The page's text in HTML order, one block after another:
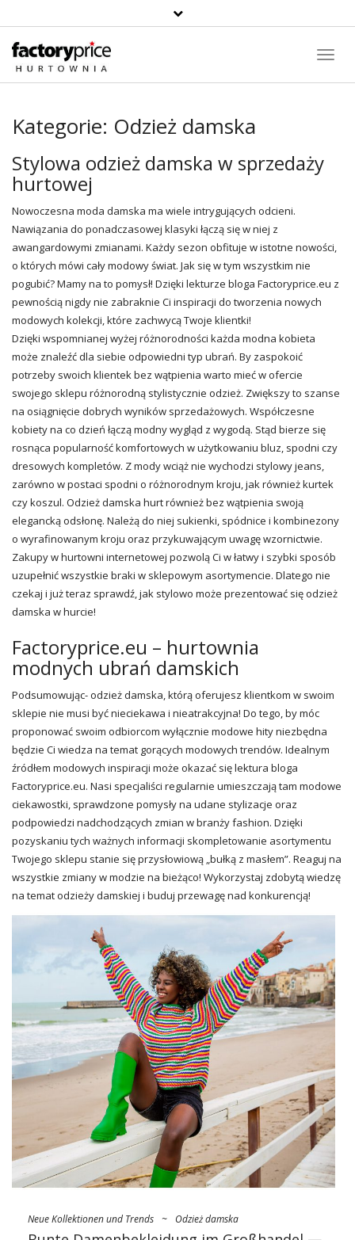
Suche
Kategorie: Odzież damska
Stylowa odzież damska w sprzedaży
hurtowej
Nowoczesna moda damska ma wiele intrygujących odcieni.
Nawiązania do ponadczasowej klasyki łączą się w niej z
awangardowymi zmianami. Każdy sezon obfituje w istotne nowości,
o których mówi cały modowy świat. Jak się w tym wszystkim nie
pogubić? Mamy na to pomysł! Dzięki lekturze bloga Factoryprice.eu z
pewnością nigdy nie zabraknie Ci inspiracji do tworzenia nowych
modowych kolekcji, które zachwycą Twoje klientki!
Dzięki wspomnianej wyżej różnorodności każda modna kobieta
może znaleźć dla siebie odpowiedni typ ubrań. By zaspokoić
potrzeby swoich klientek bez wątpienia warto mieć w ofercie
swojego sklepu różnorodną stylistycznie odzież. Zwiększy to szanse
na osiągnięcie dobrych wyników sprzedażowych. Współczesne
kobiety na co dzień łączą modny wygląd z wygodą. Stąd bierze się
rosnąca popularność komfortowych w użytkowaniu bluz, spodni czy
dresowych kompletów. Z mody wciąż nie wychodzi stylowyjeans,
zarówno w postaci spodni o różnorodnym kroju, jak również kurtek
czy koszul. Odzież damska hurt również bez wątpienia swoją
elegancką odsłonę. Należą do niej sukienki, spódnice i kombinezony
o wyrafinowanym kroju oraz przykuwającym uwagę wzornictwie.
Zakupy w hurtowni internetowej pozwolą Ci w łatwy i szybki sposób
uzupełnić wszystkie braki w sklepowym asortymencie. Dlatego nie
czekaj i już teraz sprawdź, jak stylowo może prezentować się odzież
damska w hurcie!
Factoryprice.eu – hurtownia
modnych ubrań damskich
Podsumowując- odzież damska, którą oferujesz klientkom w swoim
sklepie nie musi być nieciekawa i nieatrakcyjna! Do tego, by móc
proponować swoim odbiorcom wyłącznie modowe hity niezbędna
będzie Ci wiedza na temat gorących modowych trendów. Idealnym
źródłem modowych inspiracji może okazać się lektura bloga
Factoryprice.eu. Nasi specjaliści regularnie umieszczają tam modowe
ciekawostki, sprawdzone pomysły na udane stylizacje oraz
podpowiedzi nadchodzących zmian w branży fashion. Dzięki
pozyskaniu tych ważnych informacji skompletowanie asortymentu
Twojego sklepu stanie się przysłowiową „bułką z masłem”. Reaguj na
wszystkie zmiany w modzie na bieżąco! Wykorzystaj zdobytą wiedzę
na temat odzieży damskiej i buduj przewagę nad konkurencją!
Neue Kollektionen und Trends ~ Odzież damska